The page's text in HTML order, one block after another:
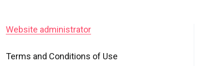
Website administrator
Terms and Conditions of Use